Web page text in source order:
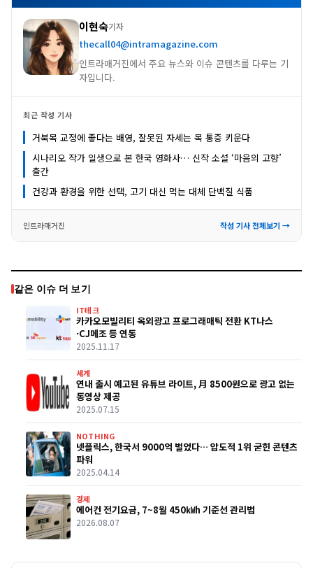
이현숙기자
thecall04@intramagazine.com
인트라매거진에서 주요 뉴스와 이슈 콘텐츠를 다루는 기
자입니다.
최근 작성 기사
거북목 교정에 좋다는 배영, 잘못된 자세는 목 통증 키운다
시나리오 작가 일생으로 본 한국 영화사… 신작 소설 ‘마음의 고향’
출간
건강과 환경을 위한 선택, 고기 대신 먹는 대체 단백질 식품
인트라매거진 작성 기사 전체보기 →
같은 이슈 더 보기
IT테크
카카오모빌리티 옥외광고 프로그래매틱 전환 KT나스
·CJ메조 등 연동
2025.11.17
세계
연내 출시 예고된 유튜브 라이트, 月 8500원으로 광고 없는
동영상 제공
2025.07.15
NOTHING
넷플릭스, 한국서 9000억 벌었다… 압도적 1위 굳힌 콘텐츠
파워
2025.04.14
경제
에어컨 전기요금, 7~8월 450㎾h 기준선 관리법
2026.08.07